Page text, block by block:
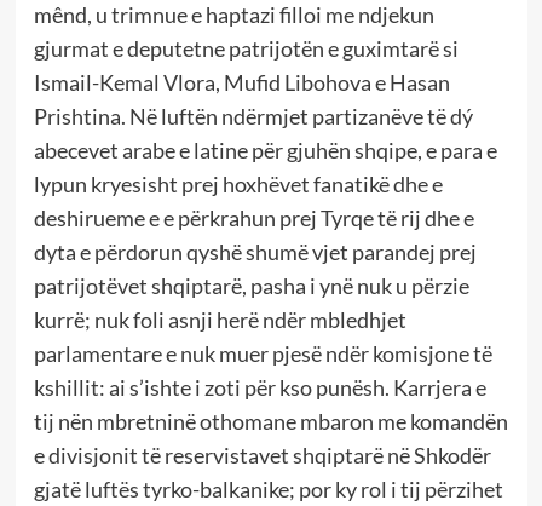
mênd, u trimnue e haptazi filloi me ndjekun
gjurmat e deputetne patrijotën e guximtarë si
Ismail-Kemal Vlora, Mufid Libohova e Hasan
Prishtina. Në luftën ndërmjet partizanëve të dý
abecevet arabe e latine për gjuhën shqipe, e para e
lypun kryesisht prej hoxhëvet fanatikë dhe e
deshirueme e e përkrahun prej Tyrqe të rij dhe e
dyta e përdorun qyshë shumë vjet parandej prej
patrijotëvet shqiptarë, pasha i ynë nuk u përzie
kurrë; nuk foli asnji herë ndër mbledhjet
parlamentare e nuk muer pjesë ndër komisjone të
kshillit: ai s’ishte i zoti për kso punësh. Karrjera e
tij nën mbretninë othomane mbaron me komandën
e divisjonit të reservistavet shqiptarë në Shkodër
gjatë luftës tyrko-balkanike; por ky rol i tij përzihet